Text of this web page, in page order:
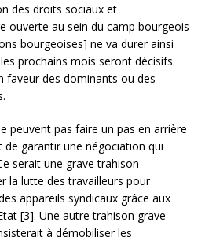
des droits sociaux et
ouverte au sein du camp bourgeois
bourgeoises] ne va durer ainsi
prochains mois seront décisifs.
faveur des dominants ou des
peuvent pas faire un pas en arrière
garantir une négociation qui
serait une grave trahison
la lutte des travailleurs pour
appareils syndicaux grâce aux
[3]. Une autre trahison grave
à démobiliser les